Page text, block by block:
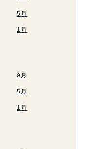
5月
1月
9月
5月
1月